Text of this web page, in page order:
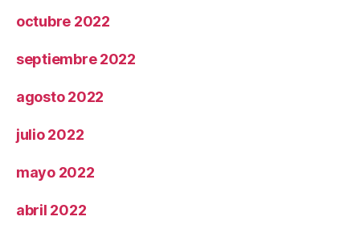
octubre 2022
septiembre 2022
agosto 2022
julio 2022
mayo 2022
abril 2022